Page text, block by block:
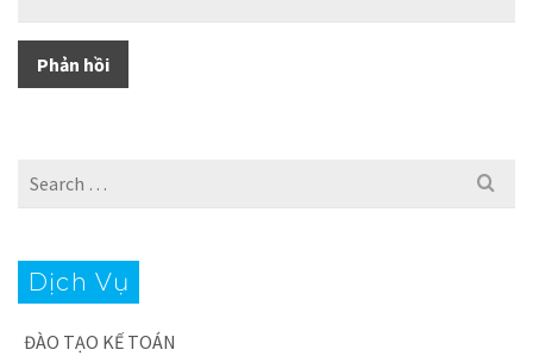
Search
Dịch Vụ
ĐÀO TẠO KẾ TOÁN